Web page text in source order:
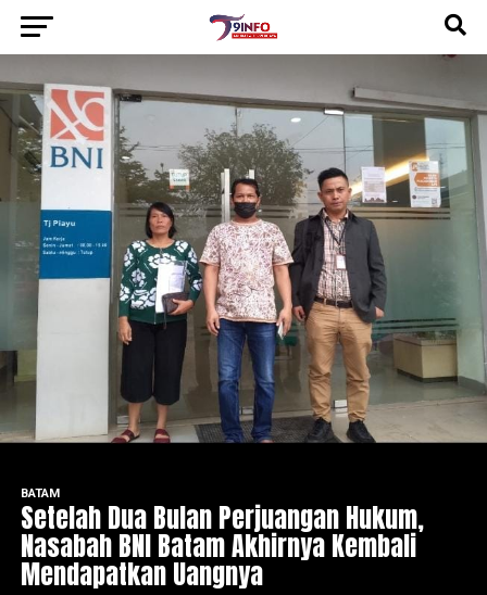
BATAM
Setelah Dua Bulan Perjuangan Hukum,
Nasabah BNI Batam Akhirnya Kembali
Mendapatkan Uangnya